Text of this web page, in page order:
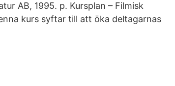
AB, 1995. p. Kursplan – Filmisk
kurs syftar till att öka deltagarnas